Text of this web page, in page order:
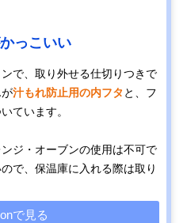
っこいい
で、取り外せる仕切りつきで
汁もれ防止用の内フタ と、フ
ています。
ジ・オーブンの使用は不可で
で、保温庫に入れる際は取り
で見る